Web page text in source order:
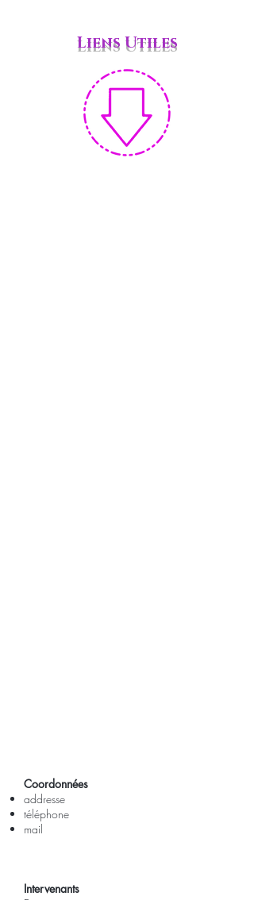
Coordonnées
addresse
téléphone
mail
Intervenants
Liens Utiles